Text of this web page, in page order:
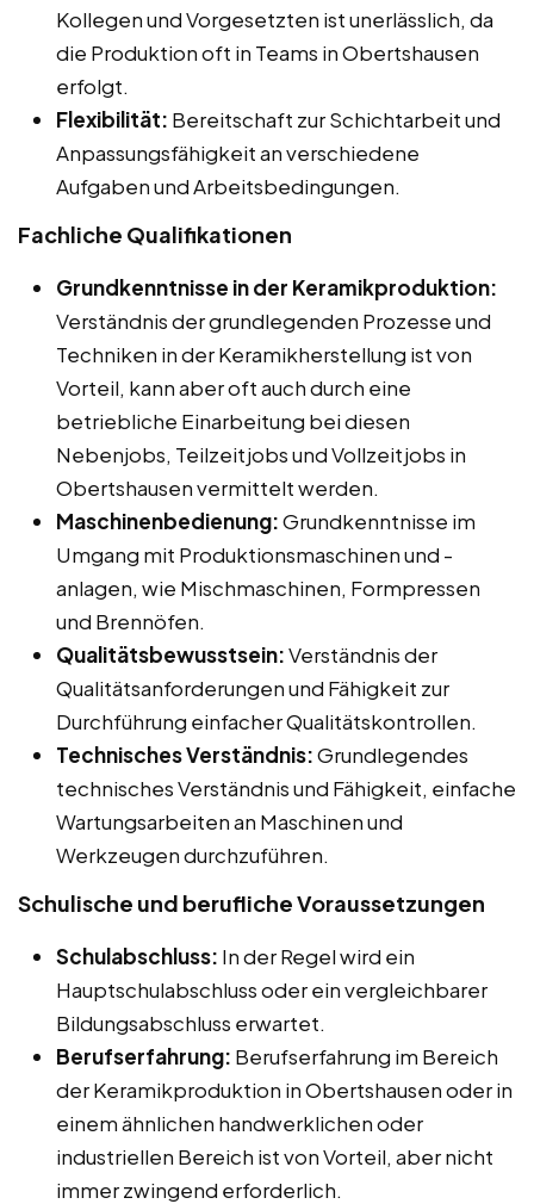
Kollegen und Vorgesetzten ist unerlässlich, da
die Produktion oft in Teams in Obertshausen
erfolgt.
Flexibilität: Bereitschaft zur Schichtarbeit und
Anpassungsfähigkeit an verschiedene
Aufgaben und Arbeitsbedingungen.
Fachliche Qualifikationen
Grundkenntnisse in der Keramikproduktion:
Verständnis der grundlegenden Prozesse und
Techniken in der Keramikherstellung ist von
Vorteil, kann aber oft auch durch eine
betriebliche Einarbeitung bei diesen
Nebenjobs, Teilzeitjobs und Vollzeitjobs in
Obertshausen vermittelt werden.
Maschinenbedienung:Grundkenntnisse im
Umgang mit Produktionsmaschinen und -
anlagen, wie Mischmaschinen, Formpressen
und Brennöfen.
Qualitätsbewusstsein:Verständnis der
Qualitätsanforderungen und Fähigkeit zur
Durchführung einfacher Qualitätskontrollen.
Technisches Verständnis:Grundlegendes
technisches Verständnis und Fähigkeit, einfache
Wartungsarbeiten an Maschinen und
Werkzeugen durchzuführen.
Schulische und berufliche Voraussetzungen
Schulabschluss: In der Regel wird ein
Hauptschulabschluss oder ein vergleichbarer
Bildungsabschluss erwartet.
Berufserfahrung: Berufserfahrung im Bereich
der Keramikproduktion in Obertshausen oder in
einem ähnlichen handwerklichen oder
industriellen Bereich ist von Vorteil, aber nicht
immer zwingend erforderlich.